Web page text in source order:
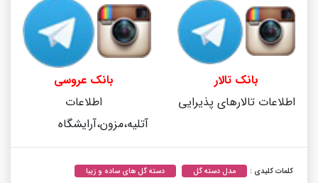
بانک تالار
اطلاعات تالارهای پذیرایی
بانک عروسی
اطلاعات
آتلیه،مزون،آرایشگاه
کلمات کلیدی : مدل دسته گل
دسته گل های ساده و زیبا